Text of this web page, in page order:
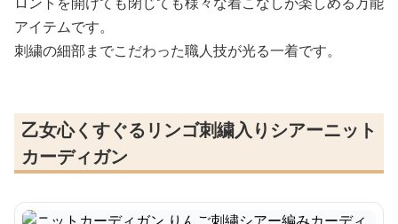
アイテムです。
刺繍の細部までこだわった職人技が光る一着です。
乙女心くすぐるリンゴ刺繍入りシアーニット
カーディガン